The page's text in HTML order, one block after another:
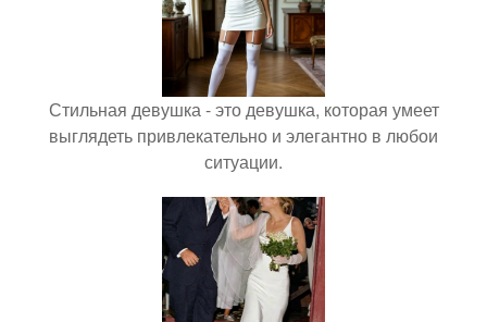
Стильная девушка - это девушка, которая умеет
выглядеть привлекательно и элегантно в любои
ситуации.